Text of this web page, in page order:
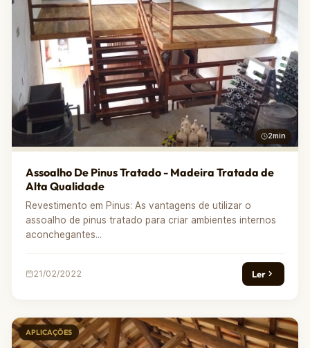
2min
Assoalho De Pinus Tratado - Madeira Tratada de
Alta Qualidade
Revestimento em Pinus: As vantagens de utilizar o
assoalho de pinus tratado para criar ambientes internos
aconchegantes...
21/02/2022 Ler
APLICAÇÕES